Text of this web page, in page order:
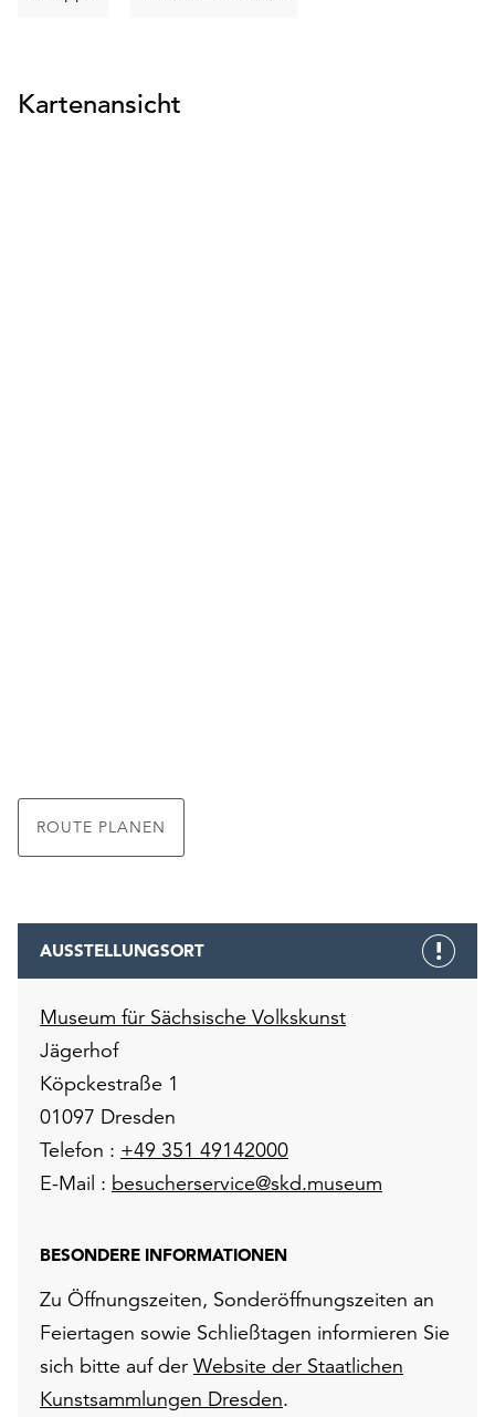
Kartenansicht
ROUTE PLANEN
AUSSTELLUNGSORT
Museum für Sächsische Volkskunst
Jägerhof
Köpckestraße 1
01097 Dresden
Telefon : +49 351 49142000
E-Mail : besucherservice@skd.museum
BESONDERE INFORMATIONEN
Zu Öffnungszeiten, Sonderöffnungszeiten an
Feiertagen sowie Schließtagen informieren Sie
sich bitte auf der Website der Staatlichen
Kunstsammlungen Dresden.